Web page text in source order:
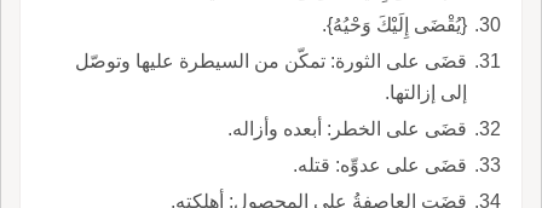
{يُقْضَى إِلَيْكَ وَحْيُهُ}.
قضَى على الثورة: تمكّن من السيطرة عليها وتوصّل
إلى إزالتها.
قضَى على الخطر: أبعده وأزاله.
قضَى على عدوِّه: قتله.
قضَت العاصفةُ على المحصول: أهلكته.